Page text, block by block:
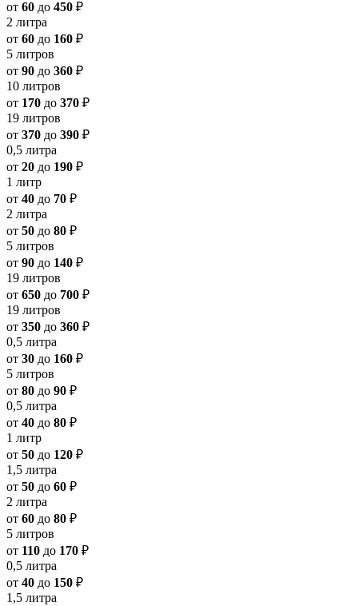
от 60 до 450 ₽
2 литра
от 60 до 160 ₽
5 литров
от 90 до 360 ₽
10 литров
от 170 до 370 ₽
19 литров
от 370 до 390 ₽
0,5 литра
от 20 до 190 ₽
1 литр
от 40 до 70 ₽
2 литра
от 50 до 80 ₽
5 литров
от 90 до 140 ₽
19 литров
от 650 до 700 ₽
19 литров
от 350 до 360 ₽
0,5 литра
от 30 до 160 ₽
5 литров
от 80 до 90 ₽
0,5 литра
от 40 до 80 ₽
1 литр
от 50 до 120 ₽
1,5 литра
от 50 до 60 ₽
2 литра
от 60 до 80 ₽
5 литров
от 110 до 170 ₽
0,5 литра
от 40 до 150 ₽
1,5 литра